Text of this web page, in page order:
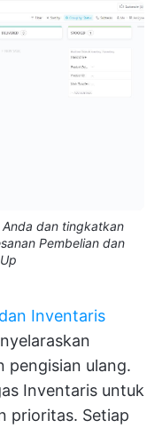
dan tingkatkan
Pembelian dan
Inventaris
pengisian ulang.
Inventaris untuk
prioritas. Setiap